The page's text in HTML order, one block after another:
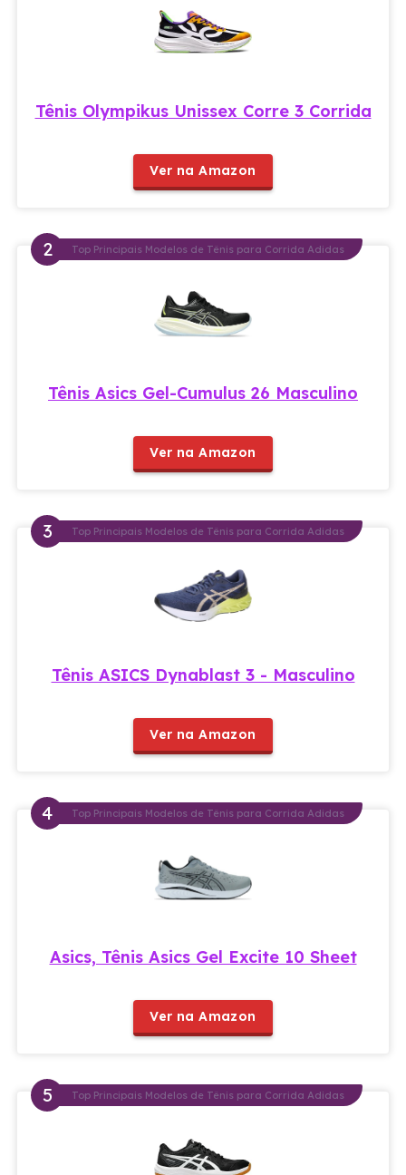
Tênis Olympikus Unissex Corre 3 Corrida
Ver na Amazon
Top Principais Modelos de Tênis para Corrida Adidas
Tênis Asics Gel-Cumulus 26 Masculino
Ver na Amazon
Top Principais Modelos de Tênis para Corrida Adidas
Tênis ASICS Dynablast 3 - Masculino
Ver na Amazon
Top Principais Modelos de Tênis para Corrida Adidas
Asics, Tênis Asics Gel Excite 10 Sheet
Ver na Amazon
Top Principais Modelos de Tênis para Corrida Adidas